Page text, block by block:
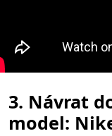
3. Návrat
model: